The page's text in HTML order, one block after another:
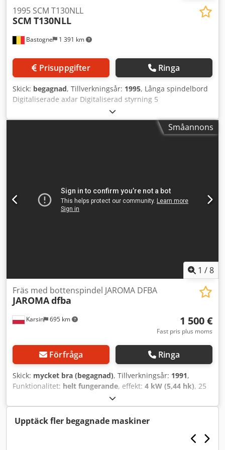
Bastogne 1 391 km
1995 SCM T130NLL
SCM T130NLL
Prisuppgifter Ringa
Skick: begagnad, Tillverkningsår: 1995, Långa spindelbord
Digitaliserade axlar Digitaliserad styrning 5
rotationshastigheter Motor, 7,5 hk Dedjztk D Dspfx Ab Eokr
380 V Förlängningsbart bord, placerat framför Trädiameter
50 mm Nya lager för spindel och motor Ny motorbroms
Småannons
1 /8
Karsin 695 km
Fräs med bottenspindel JAROMA DFBA
JAROMAdfba
1 500 €
Fast pris plus moms
Förfråga Ringa
Skick: mycket bra (begagnad), Tillverkningsår: 1991,
Funktionalitet: helt fungerande, effekt: 4 kW (5,44 hk), 25
mm spindel Utbytbart spindel Övre styrpanel 4 varvtal:
2800-4000-5000-8000 rpm Dkodpfxoqwgvde Ab Eor 4 kW
motor
Upptäck fler begagnade maskiner